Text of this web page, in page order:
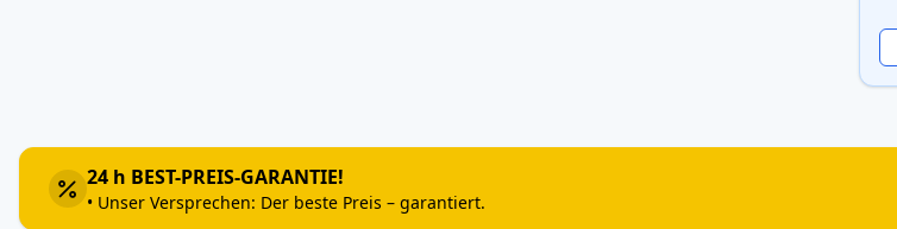
24 h BEST-PREIS-GARANTIE!
• Unser Versprechen: Der beste Preis – garantiert.